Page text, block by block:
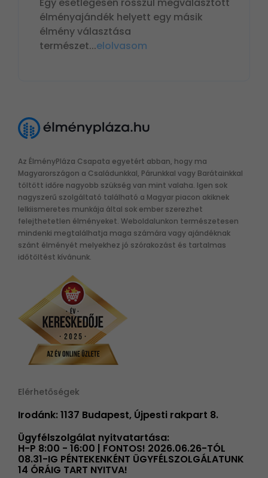
élményajándék helyett egy másik
élmény választása
természet...elolvasom
Az ÉlményPláza Csapata egyetért abban, hogy ma
Magyarországon a Családunkkal, Párunkkal vagy Barátainkkal
töltött időre nagyobb szükség van mint valaha. Igen sok
nagyszerű szolgáltató található a Magyar piacon akiknek
lelkiismeretes munkája által sok ember szerezhet
felejthetetlen élményeket. Weboldalunkon természetesen
mindenki megtalálhatja maga számára vagy ajándéknak
szánt élményét melyekhez jó szórakozást és tartalmas
időtöltést kívánunk.
Elérhetőségek
Irodánk: 1137 Budapest, Újpesti rakpart 8.
Ügyfélszolgálat nyitvatartása:
H-P 8:00 - 16:00 | FONTOS! 2026.06.26-TÓL
08.31-IG PÉNTEKENKÉNT ÜGYFÉLSZOLGÁLATUNK
14 ÓRÁIG TART NYITVA!